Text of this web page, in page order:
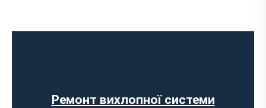
Ремонт вихлопної системи